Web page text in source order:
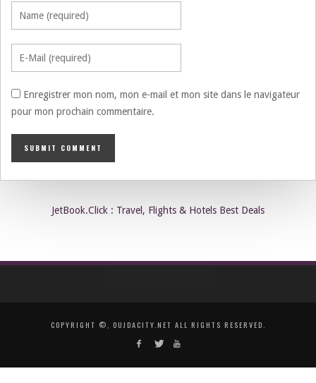
Enregistrer mon nom, mon e-mail et mon site dans le navigateur
pour mon prochain commentaire.
JetBook.Click : Travel, Flights & Hotels Best Deals
COPYRIGHT ©, OUJDACITY.NET ALL RIGHTS RESERVED.